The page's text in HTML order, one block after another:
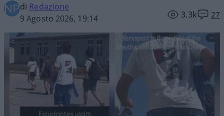
di Redazione
9 Agosto 2026, 19:14
3.3k 27